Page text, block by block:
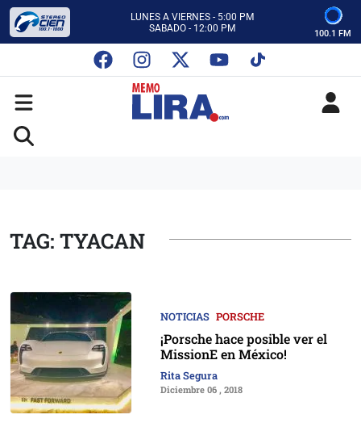
LUNES A VIERNES - 5:00 PM
SABADO - 12:00 PM
CON MEMO LIRA Y SU EQUIPO
LUNES A VIERNES - 5:00 PM
SABADO - 12:00 PM
100.1 FM
TAG: TYACAN
NOTICIAS PORSCHE
¡Porsche hace posible ver el
MissionE en México!
Rita Segura
Diciembre 06 , 2018